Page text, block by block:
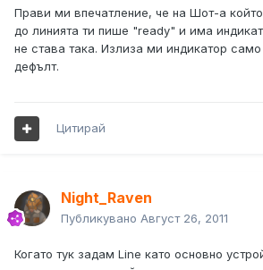
Прави ми впечатление, че на Шот-а
до линията ти пише "ready" и има
не става така. Излиза ми индикатор
дефълт.
Цитирай
Night_Raven
Публикувано Август 26, 2011
Когато тук задам Line като основно